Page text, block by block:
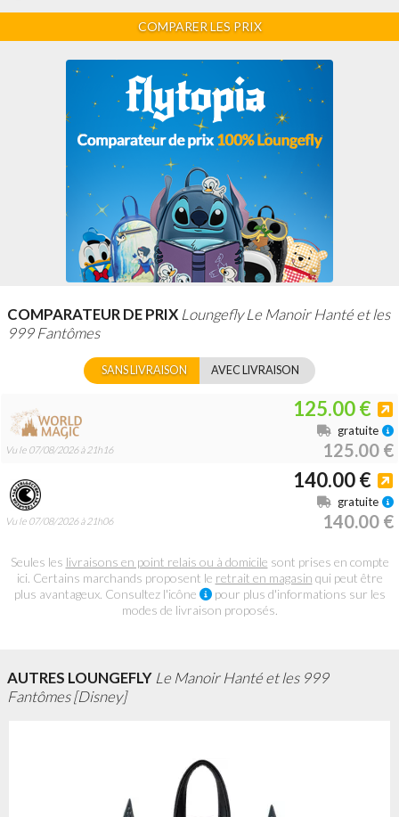
COMPARER LES PRIX
COMPARATEUR DE PRIX Loungefly Le Manoir Hanté et les
999 Fantômes
SANS LIVRAISON AVEC LIVRAISON
Vu le 07/08/2026 à 21h16
125.00 €
125.00 €
gratuite
Vu le 07/08/2026 à 21h06
140.00 €
140.00 €
gratuite
Seules les livraisons en point relais ou à domicile sont prises en compte
ici. Certains marchands proposent le retrait en magasin qui peut être
plus avantageux. Consultez l'icône
pour plus d'informations sur les
modes de livraison proposés.
AUTRES LOUNGEFLY Le Manoir Hanté et les 999
Fantômes [Disney]